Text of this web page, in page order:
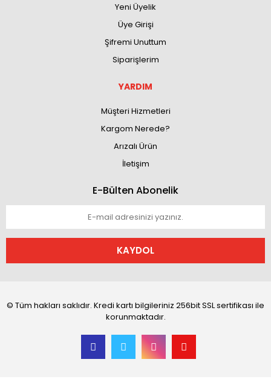
Yeni Üyelik
Üye Girişi
Şifremi Unuttum
Siparişlerim
YARDIM
Müşteri Hizmetleri
Kargom Nerede?
Arızalı Ürün
İletişim
E-Bülten Abonelik
KAYDOL
© Tüm hakları saklıdır. Kredi kartı bilgileriniz 256bit SSL sertifikası ile
korunmaktadır.